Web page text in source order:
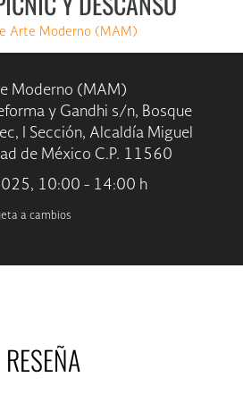
Arte Moderno (MAM)
Moderno (MAM)
y Gandhi s/n, Bosque
I Sección, Alcaldía Miguel
de México C.P. 11560
10:00 - 14:00 h
a cambios
RESEÑA